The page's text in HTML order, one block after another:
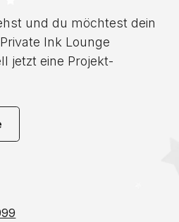
und du möchtest dein
Ink Lounge
jetzt eine Projekt-